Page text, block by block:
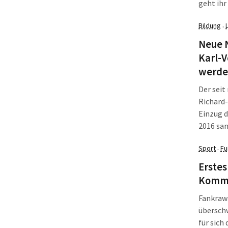
geht ihr
Bildung ·
Neue
Karl-
Der
Einzug
2016
Sport·
für sich